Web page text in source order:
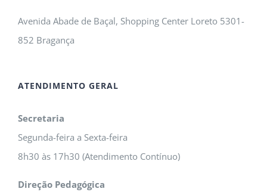
Avenida Abade de Baçal, Shopping Center Loreto 5301-
852 Bragança
ATENDIMENTO GERAL
Secretaria
Segunda-feira a Sexta-feira
8h30 às 17h30 (Atendimento Contínuo)
Direção Pedagógica